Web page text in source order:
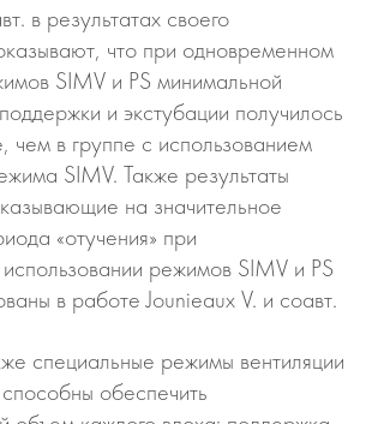
в результатах своего
что при одновременном
SIMV и PS минимальной
и экстубации получилось
чем в группе с использованием
SIMV. Также результаты
на значительное
«отучения» при
режимов SIMV и PS
в работе Jounieaux V. и соавт.
специальные режимы вентиляции
обеспечить